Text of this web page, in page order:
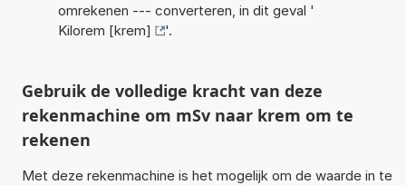
omrekenen --- converteren, in dit geval '
Kilorem [krem]
'.
Gebruik de volledige kracht van deze
rekenmachine om mSv naar krem om te
rekenen
Met deze rekenmachine is het mogelijk om de waarde in te